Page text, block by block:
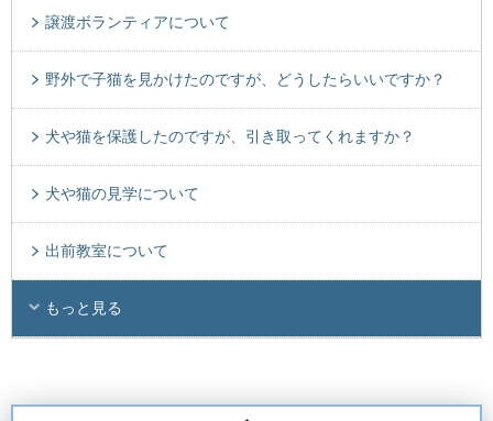
譲渡ボランティアについて
野外で子猫を見かけたのですが、どうしたらいいですか？
犬や猫を保護したのですが、引き取ってくれますか？
犬や猫の見学について
出前教室について
もっと見る